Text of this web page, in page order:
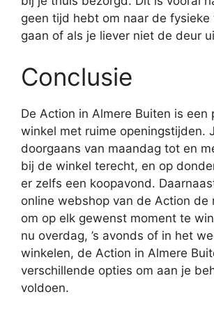
geen tijd hebt om naar de fysieke
gaan of als je liever niet de deur
Conclusie
De Action in Almere Buiten is een
winkel met ruime openingstijden.
doorgaans van maandag tot en
bij de winkel terecht, en op
er zelfs een koopavond.
online webshop van de Action de
om op elk gewenst moment te
nu overdag, ’s avonds of in het
winkelen, de Action in Almere
verschillende opties om aan je
voldoen.